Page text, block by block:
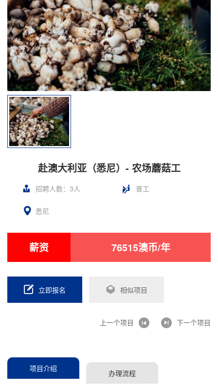
赴澳大利亚（悉尼）- 农场蘑菇工
招聘人数：3人 普工
悉尼
薪资 76515澳币/年
立即报名 相似项目
上一个项目 下一个项目
项目介绍 办理流程